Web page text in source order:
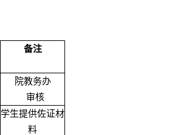
备注
院教务办
审核
学生提供佐证材
料